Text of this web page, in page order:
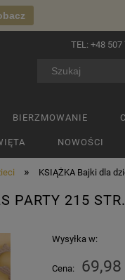
TEL: +48 507
BIERZMOWANIE
NOWOŚCI
» KSIĄŻKA Bajki dla
PARTY 215 STR.
Wysyłka w:
Cena: 69,98